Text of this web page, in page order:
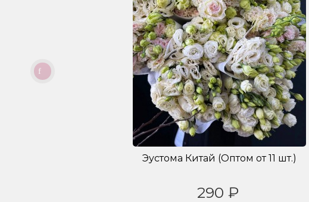
Эустома Китай (Оптом от 11 шт.)
290 ₽